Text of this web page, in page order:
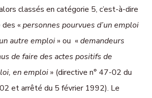
classés en catégorie 5, c’est-à-dire
«personnes pourvues d’un emploi
autre emploi» ou «demandeurs
de faire des actes positifs de
en emploi» (directive n° 47-02 du
et arrêté du 5 février 1992). Le